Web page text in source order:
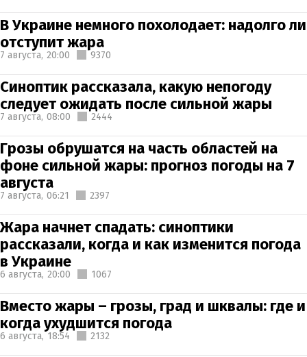
В Украине немного похолодает: надолго ли
отступит жара
7 августа, 20:00 9370
Синоптик рассказала, какую непогоду
следует ожидать после сильной жары
7 августа, 08:00 2444
Грозы обрушатся на часть областей на
фоне сильной жары: прогноз погоды на 7
августа
7 августа, 06:21 2397
Жара начнет спадать: синоптики
рассказали, когда и как изменится погода
в Украине
6 августа, 20:00 1067
Вместо жары – грозы, град и шквалы: где и
когда ухудшится погода
6 августа, 18:54 2132